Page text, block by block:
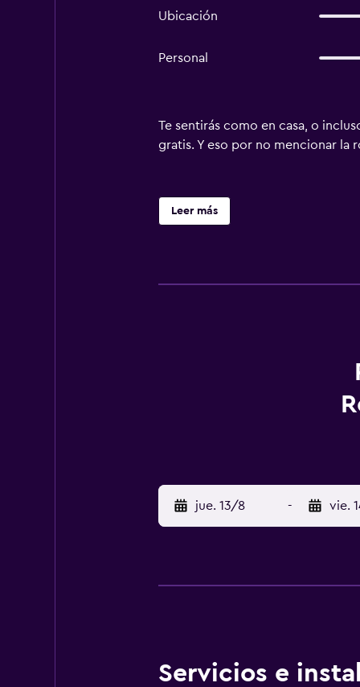
Ubicación
Personal
Te sentirás como en casa, o
gratis. Y eso por no mencionar la
Leer más
jue. 13/8 - vie.
Servicios e